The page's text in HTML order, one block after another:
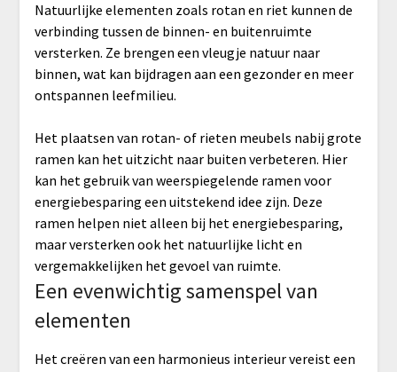
Natuurlijke elementen zoals rotan en riet kunnen de
verbinding tussen de binnen- en buitenruimte
versterken. Ze brengen een vleugje natuur naar
binnen, wat kan bijdragen aan een gezonder en meer
ontspannen leefmilieu.
Het plaatsen van rotan- of rieten meubels nabij grote
ramen kan het uitzicht naar buiten verbeteren. Hier
kan het gebruik van weerspiegelende ramen voor
energiebesparing een uitstekend idee zijn. Deze
ramen helpen niet alleen bij het energiebesparing,
maar versterken ook het natuurlijke licht en
vergemakkelijken het gevoel van ruimte.
Een evenwichtig samenspel van
elementen
Het creëren van een harmonieus interieur vereist een